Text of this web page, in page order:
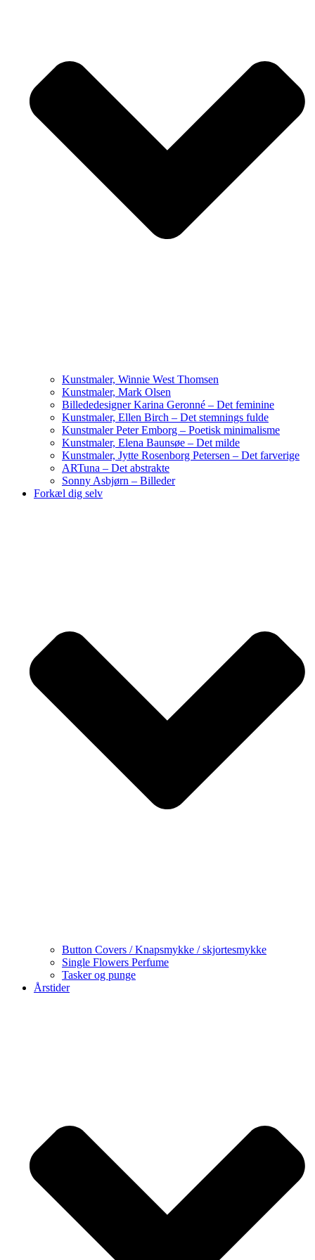
Kunstmaler, Winnie West Thomsen
Kunstmaler, Mark Olsen
Billededesigner Karina Geronné – Det feminine
Kunstmaler, Ellen Birch – Det stemnings fulde
Kunstmaler Peter Emborg – Poetisk minimalisme
Kunstmaler, Elena Baunsøe – Det milde
Kunstmaler, Jytte Rosenborg Petersen – Det farverige
ARTuna – Det abstrakte
Sonny Asbjørn – Billeder
Forkæl dig selv
Button Covers / Knapsmykke / skjortesmykke
Single Flowers Perfume
Tasker og punge
Årstider